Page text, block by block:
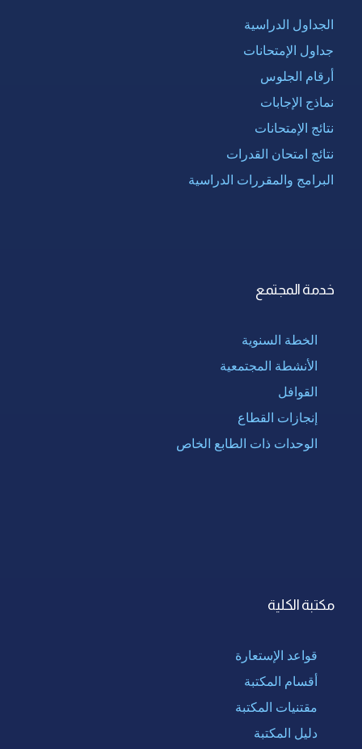
الجداول الدراسية
جداول الإمتحانات
أرقام الجلوس
نماذج الإجابات
نتائج الإمتحانات
نتائج امتحان القدرات
البرامج والمقررات الدراسية
خدمة المجتمع
الخطة السنوية
الأنشطة المجتمعية
القوافل
إنجازات القطاع
الوحدات ذات الطابع الخاص
مكتبة الكلية
قواعد الإستعارة
أقسام المكتبة
مقتنيات المكتبة
دليل المكتبة